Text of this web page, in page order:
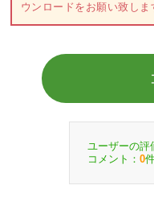
ウンロードをお願い致しま
ユーザーの評
コメント： 0